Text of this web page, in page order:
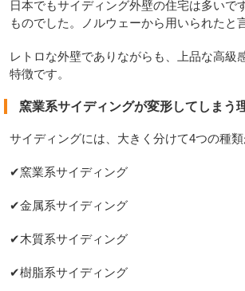
日本でもサイディング外壁の住宅は多いで
ものでした。ノルウェーから用いられたと
レトロな外壁でありながらも、上品な高級
特徴です。
窯業系サイディングが変形してしまう
サイディングには、大きく分けて4つの種類
✔窯業系サイディング
✔金属系サイディング
✔木質系サイディング
✔樹脂系サイディング